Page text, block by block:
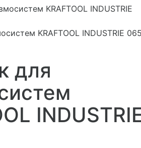
KRAFTOOL INDUSTRIE
для